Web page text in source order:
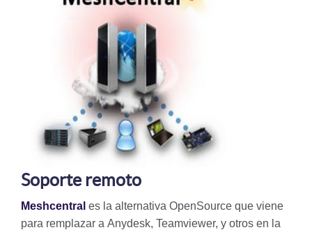
Soporte remoto
Meshcentral es la alternativa OpenSource que viene
para remplazar a Anydesk, Teamviewer, y otros en la